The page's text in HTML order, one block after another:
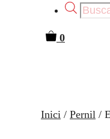
0
Inici / Pernil /